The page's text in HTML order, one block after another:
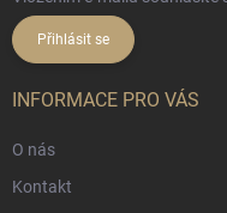
Přihlásit se
INFORMACE PRO VÁS
O nás
Kontakt